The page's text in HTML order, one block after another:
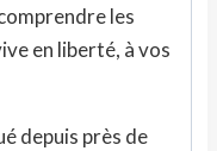
les
en liberté, à vos
depuis près de